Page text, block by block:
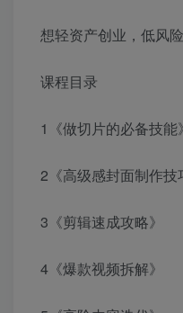
想轻资产创业，低风
课程目录
1《做切片的必备技能》
2《高级感封面制作技
3《剪辑速成攻略》
4《爆款视频拆解》